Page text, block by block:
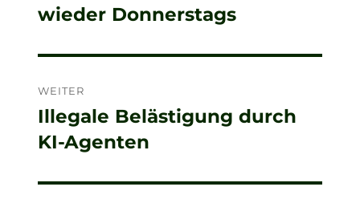
Beitrag:
wieder Donnerstags
WEITER
Nächster
Beitrag:
Illegale Belästigung durch
KI-Agenten